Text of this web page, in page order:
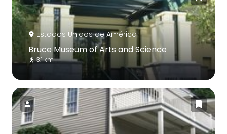
Estados Unidos de América
Bruce Museum of Arts and Science
3.1 km